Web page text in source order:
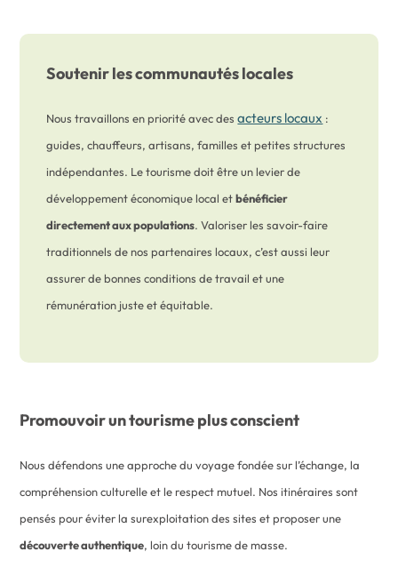
Soutenir les communautés locales
Nous travaillons en priorité avec desacteurs locaux :
guides, chauffeurs, artisans, familles et petites structures
indépendantes. Le tourisme doit être un levier de
développement économique local etbénéficier
directement aux populations. Valoriser les savoir-faire
traditionnels de nos partenaires locaux, c’est aussi leur
assurer de bonnes conditions de travail et une
rémunération juste et équitable.
Promouvoir un tourisme plus conscient
Nous défendons une approche du voyage fondée sur l’échange, la
compréhension culturelle et le respect mutuel. Nos itinéraires sont
pensés pour éviter la surexploitation des sites et proposer une
découverte authentique, loin du tourisme de masse.